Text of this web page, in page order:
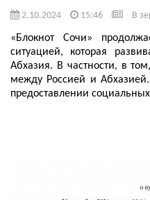
2.10.2024 15:46 В
«Блокнот Сочи»
ситуацией, которая
Абхазия. В частности, в
между Россией и
предоставлении